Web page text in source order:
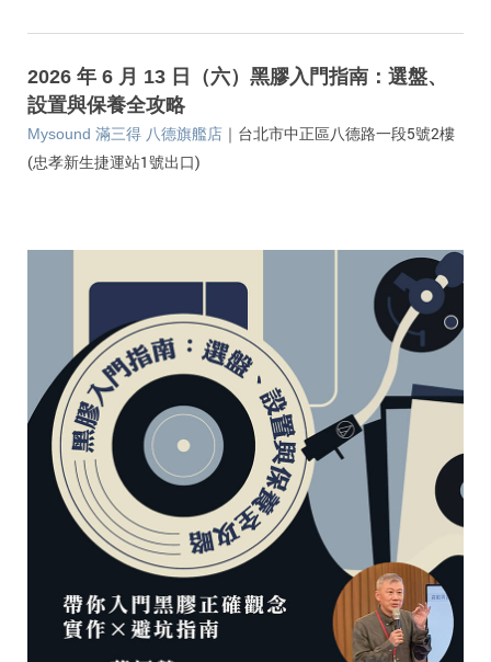
2026 年 6 月 13 日（六）黑膠入門指南：選盤、
設置與保養全攻略
Mysound 滿三得 八德旗艦店 ｜台北市中正區八德路一段5號2樓
(忠孝新生捷運站1號出口)